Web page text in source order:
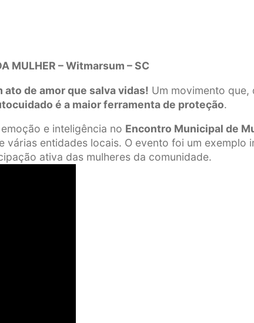
MULHER – Witmarsum – SC
ato de amor que salva vidas! Um movimento
é a maior ferramenta de proteção.
e inteligência no Encontro Municipal de
locais. O evento foi um exemplo
ativa das mulheres da comunidade.